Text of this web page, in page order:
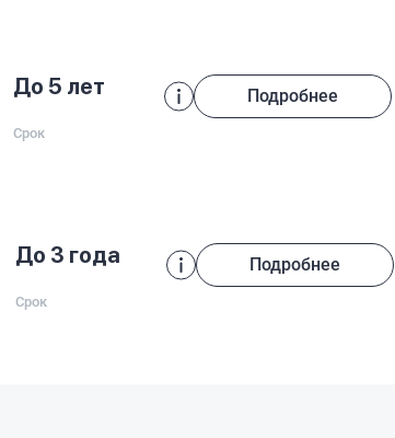
До 5 лет
Срок
Подробнее
До 3 года
Срок
Подробнее